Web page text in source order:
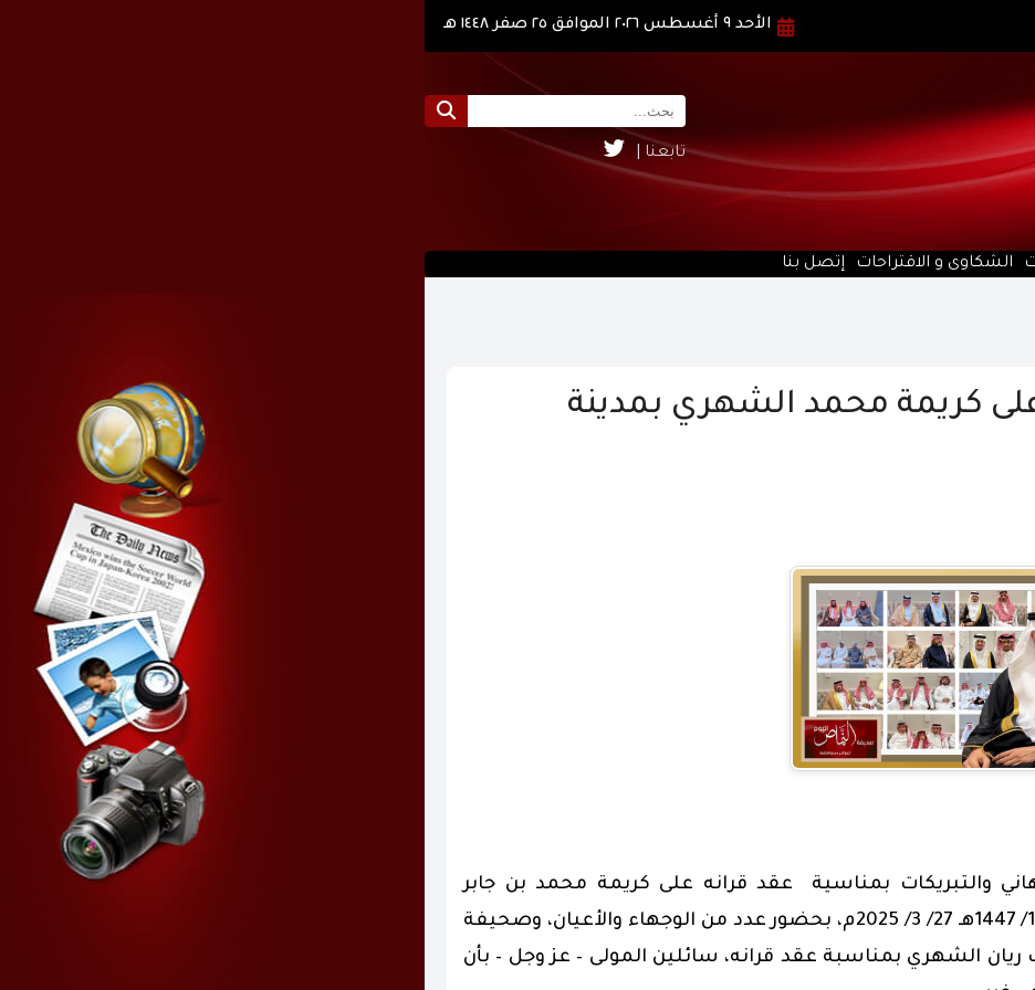
الأحد ٩ أغسطس ٢٠٢٦ الموافق ٢٥ صفر ١٤٤٨ هـ
تابعنا |
الشكاوى و الاقتراحات إتصل بنا
كريمة محمد الشهري بمدينة
والتبريكات بمناسية عقد قرانه على كريمة محمد بن جابر
، وصحيفة
الشهري بمناسبة عقد قرانه، سائلين المولى – عز وجل – بأن